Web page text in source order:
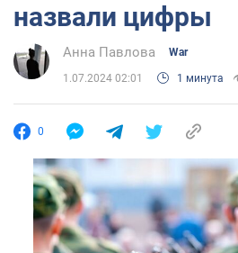
назвали цифры
Анна Павлова War
1.07.2024 02:01 1 минута
0